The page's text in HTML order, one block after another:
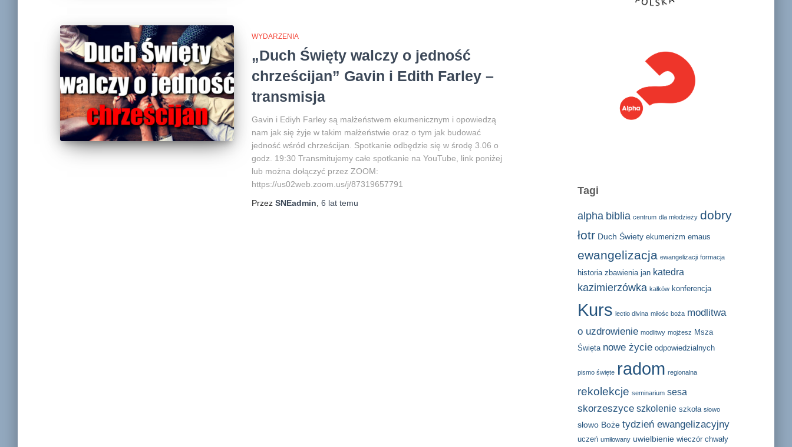
WYDARZENIA
„Duch Święty walczy o jedność
chrześcijan” Gavin i Edith Farley –
transmisja
Gavin i Ediyh Farley są małżeństwem ekumenicznym i opowiedzą
nam jak się żyje w takim małżeństwie oraz o tym jak budować
jedność wśród chrześcijan. Spotkanie odbędzie się w środę 3.06 o
godz. 19:30 Transmitujemy całe spotkanie na YouTube, link poniżej
lub można dołączyć przez ZOOM:
https://us02web.zoom.us/j/87319657791
Przez SNEadmin 6 lat temu
Tagi
alpha biblia centrum dla młodzieży dobry
łotr Duch Świety ekumenizm emaus
ewangelizacja ewangelizacji formacja
historia zbawienia jan katedra
kazimierzówka kałków konferencja
Kurs lectio divina miłośc boża modlitwa
o uzdrowienie modlitwy mojżesz Msza
Święta nowe życie odpowiedzialnych
pismo święte radom regionalna
rekolekcje seminarium sesa
skorzeszyce szkolenie szkoła słowo
słowo Boże tydzień ewangelizacyjny
uczeń umiłowany uwielbienie wieczór chwały